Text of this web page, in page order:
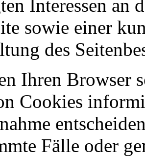
Interessen an
sowie einer
des
Ihren Browser
Cookies
Fälle oder